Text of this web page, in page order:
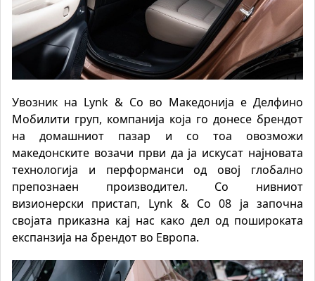
Увозник на Lynk & Co во Македонија е Делфино
Мобилити груп, компанија која го донесе брендот
на домашниот пазар и со тоа овозможи
македонските возачи први да ја искусат најновата
технологија и перформанси од овој глобално
препознаен производител. Со нивниот
визионерски пристап, Lynk & Co 08 ја започна
својата приказна кај нас како дел од пошироката
експанзија на брендот во Европа.